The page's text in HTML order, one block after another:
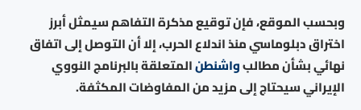
وبحسب الموقع، فإن توقيع مذكرة التفاهم سيمثل أبرز
اختراق دبلوماسي منذ اندلاع الحرب، إلا أن التوصل إلى اتفاق
نهائي بشأن مطالبواشنطنالمتعلقة بالبرنامج النووي
الإيراني سيحتاج إلى مزيد من المفاوضات المكثفة.